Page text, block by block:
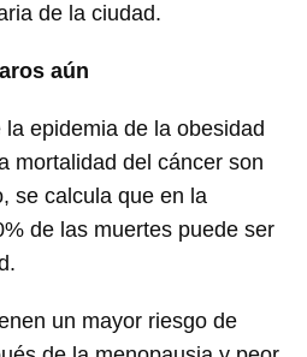
de la ciudad.
aún
epidemia de la obesidad
mortalidad del cáncer son
se calcula que en la
de las muertes puede ser
un mayor riesgo de